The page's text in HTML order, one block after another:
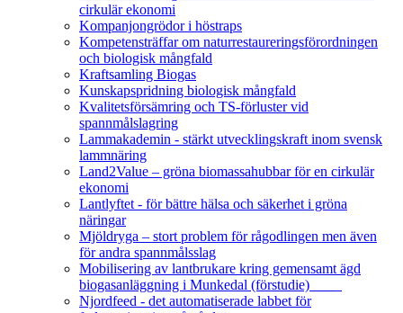
cirkulär ekonomi
Kompanjongrödor i höstraps
Kompetensträffar om naturrestaureringsförordningen
och biologisk mångfald
Kraftsamling Biogas
Kunskapspridning biologisk mångfald
Kvalitetsförsämring och TS-förluster vid
spannmålslagring
Lammakademin - stärkt utvecklingskraft inom svensk
lammnäring
Land2Value – gröna biomassahubbar för en cirkulär
ekonomi
Lantlyftet - för bättre hälsa och säkerhet i gröna
näringar
Mjöldryga – stort problem för rågodlingen men även
för andra spannmålsslag
Mobilisering av lantbrukare kring gemensamt ägd
biogasanläggning i Munkedal (förstudie)
Njordfeed - det automatiserade labbet för